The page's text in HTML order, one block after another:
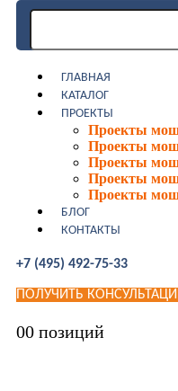
ГЛАВНАЯ
КАТАЛОГ
ПРОЕКТЫ
Проекты
Проекты
Проекты
Проекты
Проекты
БЛОГ
КОНТАКТЫ
+7 (495) 492-75-33
ПОЛУЧИТЬ
00 позиций